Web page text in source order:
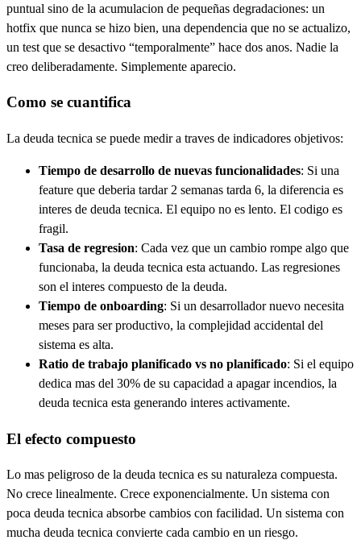
puntual sino de la acumulacion de pequeñas degradaciones: un
hotfix que nunca se hizo bien, una dependencia que no se actualizo,
un test que se desactivo “temporalmente” hace dos anos. Nadie la
creo deliberadamente. Simplemente aparecio.
Como se cuantifica
La deuda tecnica se puede medir a traves de indicadores objetivos:
Tiempo de desarrollo de nuevas funcionalidades: Si una
feature que deberia tardar 2 semanas tarda 6, la diferencia es
interes de deuda tecnica. El equipo no es lento. El codigo es
fragil.
Tasa de regresion: Cada vez que un cambio rompe algo que
funcionaba, la deuda tecnica esta actuando. Las regresiones
son el interes compuesto de la deuda.
Tiempo de onboarding: Si un desarrollador nuevo necesita
meses para ser productivo, la complejidad accidental del
sistema es alta.
Ratio de trabajo planificado vs no planificado: Si el equipo
dedica mas del 30% de su capacidad a apagar incendios, la
deuda tecnica esta generando interes activamente.
El efecto compuesto
Lo mas peligroso de la deuda tecnica es su naturaleza compuesta.
No crece linealmente. Crece exponencialmente. Un sistema con
poca deuda tecnica absorbe cambios con facilidad. Un sistema con
mucha deuda tecnica convierte cada cambio en un riesgo.